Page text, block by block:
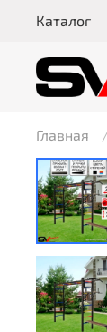
Каталог
Главная